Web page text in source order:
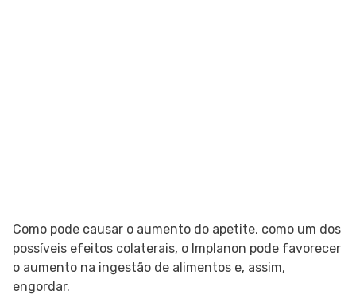
Como pode causar o aumento do apetite, como um dos
possíveis efeitos colaterais, o Implanon pode favorecer
o aumento na ingestão de alimentos e, assim,
engordar.